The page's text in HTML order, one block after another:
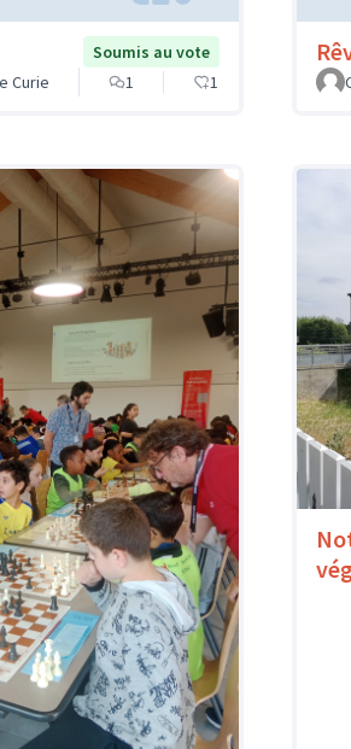
Soumis au vote
Curie
1 1